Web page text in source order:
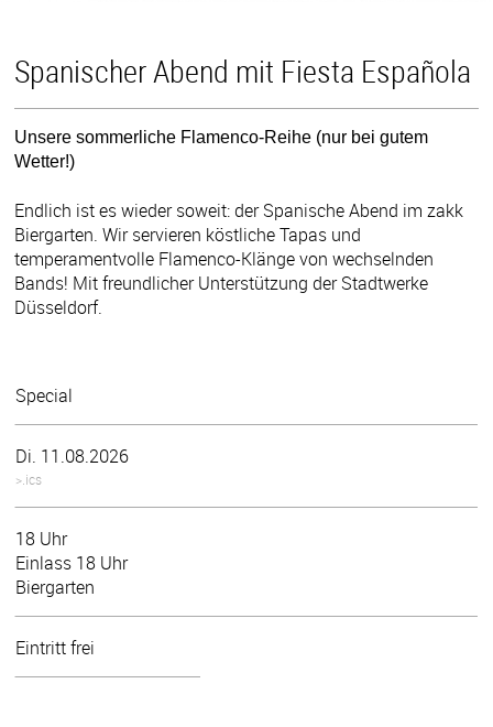
Spanischer Abend mit Fiesta Española
Unsere sommerliche Flamenco-Reihe (nur bei gutem
Wetter!)
Endlich ist es wieder soweit: der Spanische Abend im zakk
Biergarten. Wir servieren köstliche Tapas und
temperamentvolle Flamenco-Klänge von wechselnden
Bands! Mit freundlicher Unterstützung der Stadtwerke
Düsseldorf.
Special
Di. 11.08.2026
>.ics
18 Uhr
Einlass 18 Uhr
Biergarten
Eintritt frei